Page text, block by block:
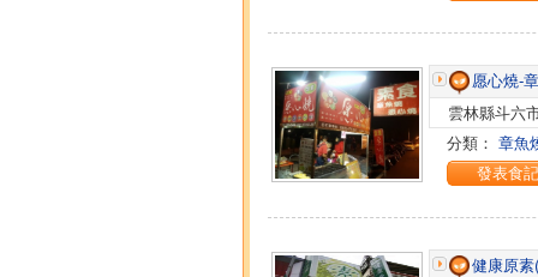
愿心燒-
雲林縣斗六
分類： 章魚
發表食記
健康原